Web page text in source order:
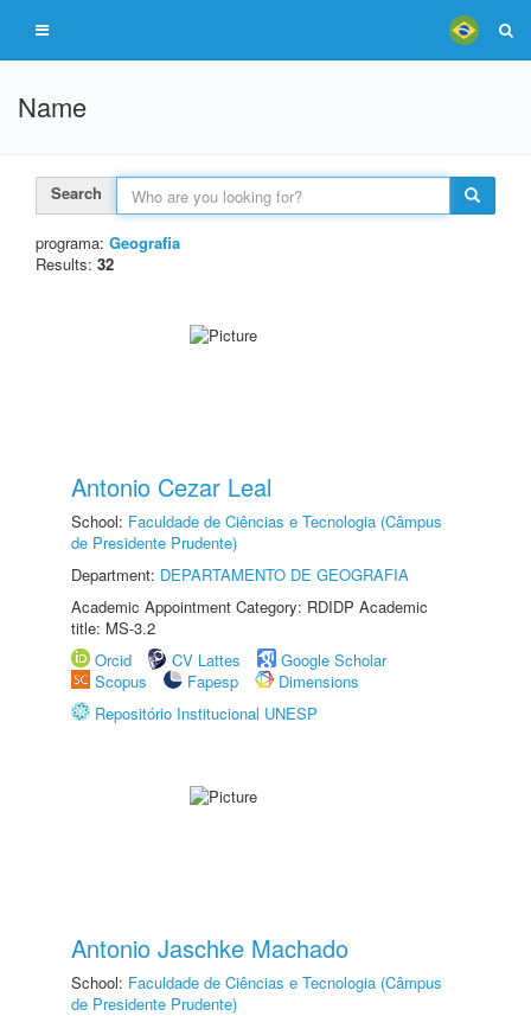
Name
Search
programa: Geografia
Results: 32
Antonio Cezar Leal
School: Faculdade de Ciências e Tecnologia (Câmpus
de Presidente Prudente)
Department: DEPARTAMENTO DE GEOGRAFIA
Academic Appointment Category: RDIDP Academic
title: MS-3.2
Orcid
CV Lattes
Google Scholar
Scopus
Fapesp
Dimensions
Repositório Institucional UNESP
Antonio Jaschke Machado
School: Faculdade de Ciências e Tecnologia (Câmpus
de Presidente Prudente)